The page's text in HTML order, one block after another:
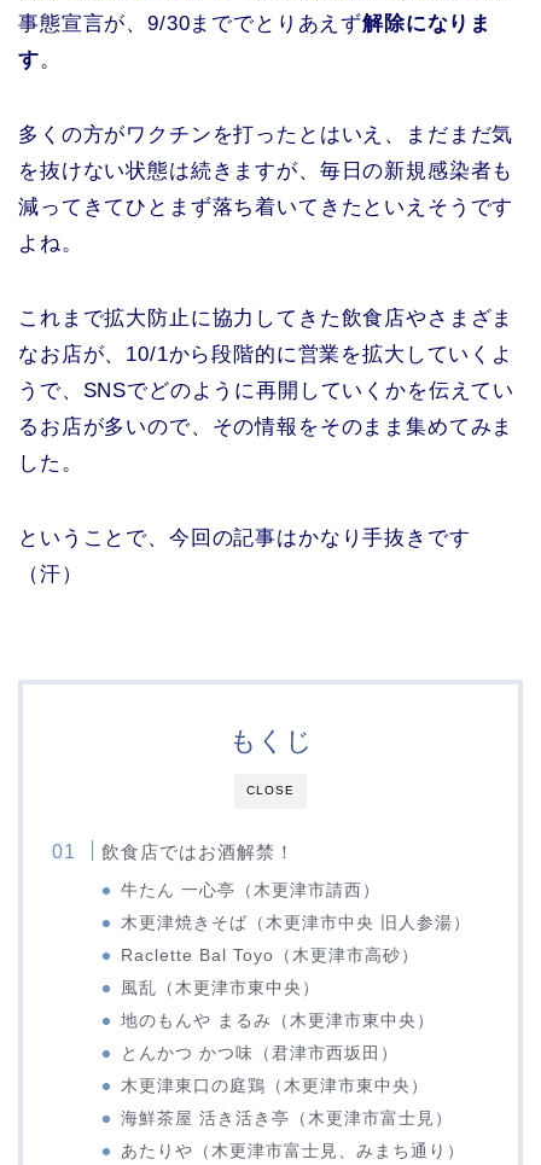
事態宣言が、9/30まででとりあえず解除になりま
す。
多くの方がワクチンを打ったとはいえ、まだまだ気
を抜けない状態は続きますが、毎日の新規感染者も
減ってきてひとまず落ち着いてきたといえそうです
よね。
これまで拡大防止に協力してきた飲食店やさまざま
なお店が、10/1から段階的に営業を拡大していくよ
うで、SNSでどのように再開していくかを伝えてい
るお店が多いので、その情報をそのまま集めてみま
した。
ということで、今回の記事はかなり手抜きです
（汗）
CLOSE
もくじ
飲食店ではお酒解禁！
牛たん 一心亭（木更津市請西）
木更津焼きそば（木更津市中央 旧人参湯）
Raclette Bal Toyo（木更津市高砂）
風乱（木更津市東中央）
地のもんや まるみ（木更津市東中央）
とんかつ かつ味（君津市西坂田）
木更津東口の庭鶏（木更津市東中央）
海鮮茶屋 活き活き亭（木更津市富士見）
あたりや（木更津市富士見、みまち通り）